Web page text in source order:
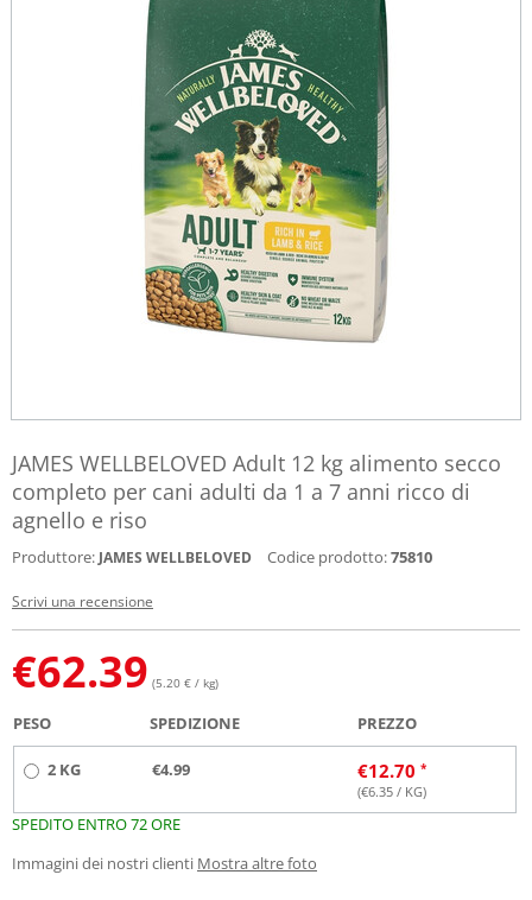
JAMES WELLBELOVED Adult 12 kg alimento secco
completo per cani adulti da 1 a 7 anni ricco di
agnello e riso
Produttore: JAMES WELLBELOVED Codice prodotto:75810
Scrivi una recensione
€62.39 (5.20 € / kg)
PESO SPEDIZIONE PREZZO
2 KG €4.99 €12.70
(€6.35 / KG)
SPEDITO ENTRO 72 ORE
Immagini dei nostri clienti Mostra altre foto